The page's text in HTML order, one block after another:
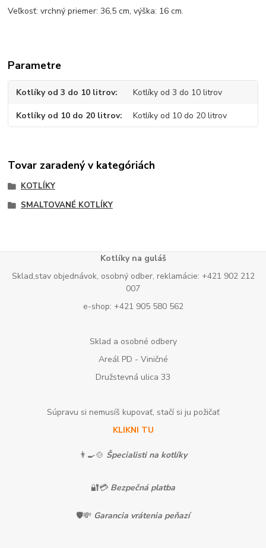
Veľkosť: vrchný priemer: 36,5 cm, výška: 16 cm.
Parametre
Kotlíky od 3 do 10 litrov Kotlíky od 3 do 10 litrov
Kotlíky od 10 do 20 litrov Kotlíky od 10 do 20 litrov
Tovar zaradený v kategóriách
KOTLÍKY
SMALTOVANÉ KOTLÍKY
Kotlíky na guláš
Sklad,stav objednávok, osobný odber, reklamácie: +421 902 212
007
e-shop: +421 905 580 562
Sklad a osobné odbery
Areál PD - Viničné
Družstevná ulica 33
Súpravu si nemusíš kupovať, stačí si ju požičať
KLIKNI TU
👨‍🍳🍲 Špecialisti na kotlíky
🔐💳 Bezpečná platba
🛡️💸 Garancia vrátenia peňazí